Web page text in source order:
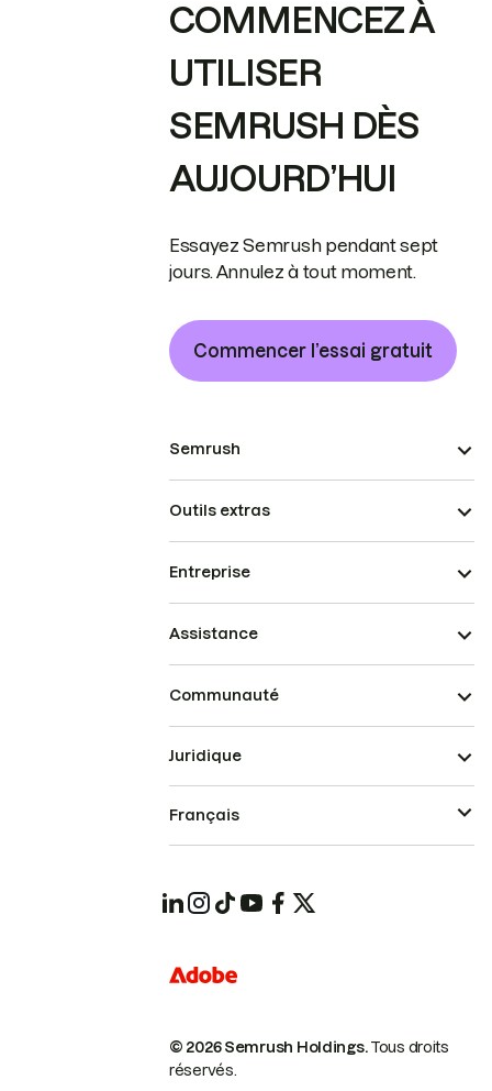
COMMENCEZ À
UTILISER
SEMRUSH DÈS
AUJOURD’HUI
Essayez Semrush pendant sept
jours. Annulez à tout moment.
Commencer l’essai gratuit
Semrush
Outils extras
Entreprise
Assistance
Communauté
© 2026 Semrush Holdings.Tous droits
réservés.
Juridique
Français